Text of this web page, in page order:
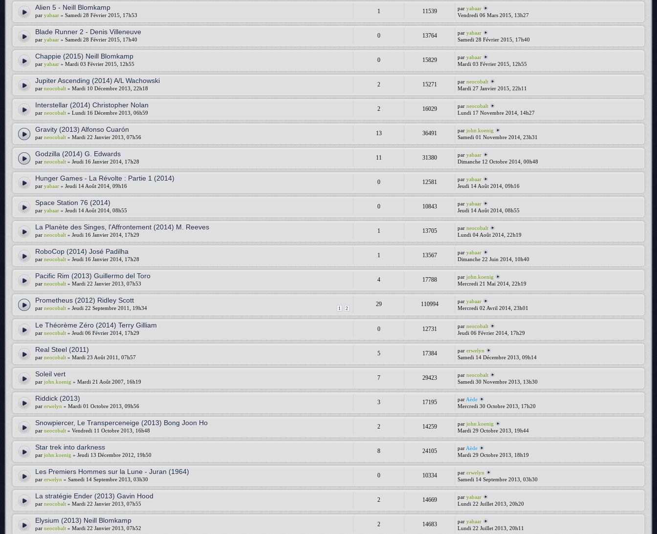
Alien 5 - Neill Blomkamp
par yabaar » Samedi 28 Février 2015, 17h53
1 11539 paryabaar
Vendredi 06 Mars 2015, 13h27
Blade Runner 2 - Denis Villeneuve
par yabaar » Samedi 28 Février 2015, 17h40
0 13764 paryabaar
Samedi 28 Février 2015, 17h40
Chappie (2015) Neill Blomkamp
par yabaar » Mardi 03 Février 2015, 12h55
0 15829 paryabaar
Mardi 03 Février 2015, 12h55
Jupiter Ascending (2014) A/L Wachowski
par neocobalt » Mardi 10 Décembre 2013, 22h18
2 15271 parneocobalt
Mardi 27 Janvier 2015, 22h11
Interstellar (2014) Christopher Nolan
par neocobalt » Lundi 16 Décembre 2013, 06h59
2 16029 parneocobalt
Lundi 17 Novembre 2014, 14h27
Gravity (2013) Alfonso Cuarón
par neocobalt » Mardi 22 Janvier 2013, 07h56
13 36491 parjohn.koenig
Samedi 01 Novembre 2014, 23h31
Godzilla (2014) G. Edwards
par neocobalt » Jeudi 16 Janvier 2014, 17h28
11 31380 paryabaar
Dimanche 12 Octobre 2014, 00h48
Hunger Games - La Révolte : Partie 1 (2014)
par yabaar » Jeudi 14 Août 2014, 09h16
0 12581 paryabaar
Jeudi 14 Août 2014, 09h16
Space Station 76 (2014)
par yabaar » Jeudi 14 Août 2014, 08h55
0 10843 paryabaar
Jeudi 14 Août 2014, 08h55
La Planète des Singes, l'Affrontement (2014) M. Reeves
par neocobalt » Jeudi 16 Janvier 2014, 17h29
1 13705 parneocobalt
Lundi 04 Août 2014, 22h19
RoboCop (2014) José Padilha
par neocobalt » Jeudi 16 Janvier 2014, 17h28
1 13567 paryabaar
Dimanche 22 Juin 2014, 10h40
Pacific Rim (2013) Guillermo del Toro
par neocobalt » Mardi 22 Janvier 2013, 07h53
4 17788 parjohn.koenig
Mercredi 21 Mai 2014, 22h19
Prometheus (2012) Ridley Scott
1 2
par neocobalt » Jeudi 22 Septembre 2011, 19h34
29 110994 paryabaar
Mercredi 02 Avril 2014, 23h01
Le Théorème Zéro (2014) Terry Gilliam
par neocobalt » Jeudi 06 Février 2014, 17h29
0 12731 parneocobalt
Jeudi 06 Février 2014, 17h29
Real Steel (2011)
par neocobalt » Mardi 23 Août 2011, 07h57
5 17384 parerwelyn
Samedi 14 Décembre 2013, 09h14
Soleil vert
par john.koenig » Mardi 21 Août 2007, 16h19
7 29423 parneocobalt
Samedi 30 Novembre 2013, 13h30
Riddick (2013)
par erwelyn » Mardi 01 Octobre 2013, 09h56
3 17195 par Aède
Mercredi 30 Octobre 2013, 17h20
Snowpiercer, Le Transperceneige (2013) Bong Joon Ho
par neocobalt » Vendredi 11 Octobre 2013, 16h48
2 14259 parjohn.koenig
Mardi 29 Octobre 2013, 19h44
Star trek into darkness
par john.koenig » Jeudi 13 Décembre 2012, 19h50
8 24105 par Aède
Mardi 29 Octobre 2013, 18h19
Les Premiers Hommes sur la Lune - Juran (1964)
par erwelyn » Samedi 14 Septembre 2013, 03h30
0 10334 parerwelyn
Samedi 14 Septembre 2013, 03h30
La stratégie Ender (2013) Gavin Hood
par neocobalt » Mardi 22 Janvier 2013, 07h55
2 14669 paryabaar
Lundi 22 Juillet 2013, 20h20
Elysium (2013) Neill Blomkamp
par neocobalt » Mardi 22 Janvier 2013, 07h52
2 14683 paryabaar
Lundi 22 Juillet 2013, 20h11